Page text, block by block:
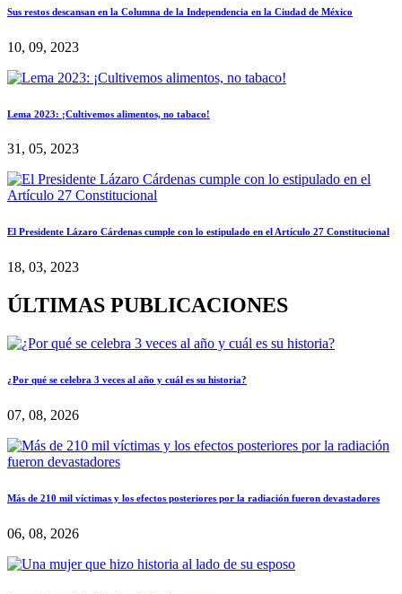
Sus restos descansan en la Columna de la Independencia en la Ciudad de México
10, 09, 2023
Lema 2023: ¡Cultivemos alimentos, no tabaco!
31, 05, 2023
El Presidente Lázaro Cárdenas cumple con lo estipulado en el Artículo 27 Constitucional
18, 03, 2023
ÚLTIMAS PUBLICACIONES
¿Por qué se celebra 3 veces al año y cuál es su historia?
07, 08, 2026
Más de 210 mil víctimas y los efectos posteriores por la radiación fueron devastadores
06, 08, 2026